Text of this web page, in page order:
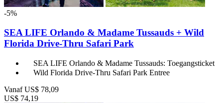
-5%
SEA LIFE Orlando & Madame Tussauds + Wild
Florida Drive-Thru Safari Park
SEA LIFE Orlando & Madame Tussauds: Toegangsticket
Wild Florida Drive-Thru Safari Park Entree
Vanaf US$ 78,09
US$ 74,19